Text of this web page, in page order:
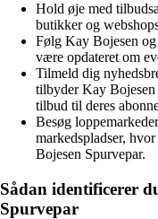
Hold øje med
butikker og
Følg Kay Bojesen
være opdateret om
Tilmeld dig
tilbyder Kay Bojesen
tilbud til deres
Besøg
markedspladser,
Bojesen Spurvepar.
Sådan identificerer
Spurvepar